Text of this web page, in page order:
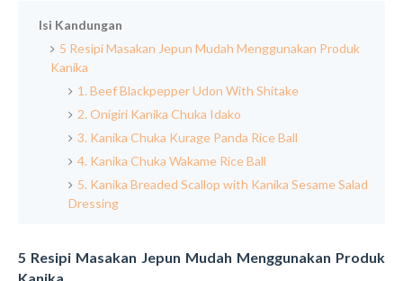
Isi Kandungan
5 Resipi Masakan Jepun Mudah Menggunakan Produk
Kanika
1. Beef Blackpepper Udon With Shitake
2. Onigiri Kanika Chuka Idako
3. Kanika Chuka Kurage Panda Rice Ball
4. Kanika Chuka Wakame Rice Ball
5. Kanika Breaded Scallop with Kanika Sesame Salad
Dressing
5 Resipi Masakan Jepun Mudah Menggunakan Produk